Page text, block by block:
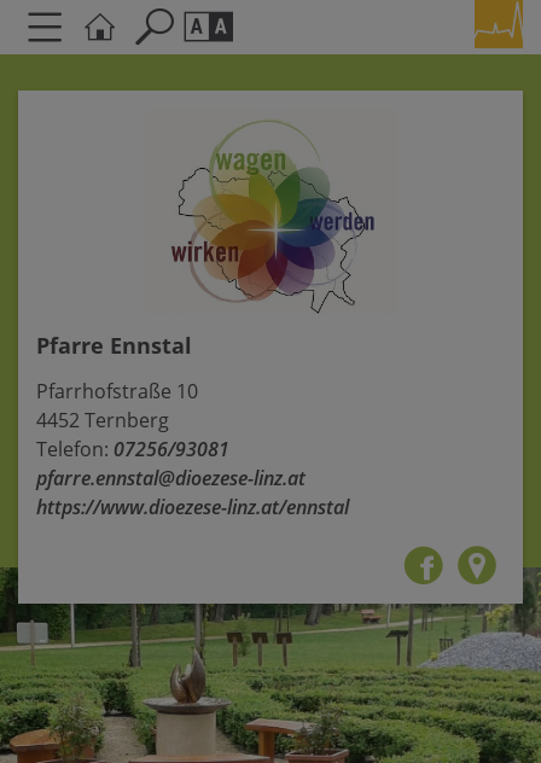
A
Kontrasteinstellungen
Pfarre Ennstal
Pfarrhofstraße 10
4452 Ternberg
Telefon: 07256/93081
pfarre.ennstal@dioezese-linz.at
https://www.dioezese-linz.at/ennstal